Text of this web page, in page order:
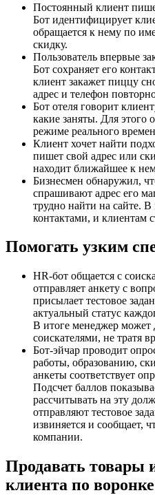
Постоянный клиент
Бот идентифицирует
обращается к нему по
скидку.
Пользователь впервые
Бот сохраняет его
клиент закажет пиццу
адрес и телефон
Бот отеля говорит
какие заняты. Для этого
режиме реального
Клиент хочет найти
пишет свой адрес или
находит ближайшее к
Бизнесмен обнаружил,
спрашивают адрес его
трудно найти на сайте.
контактами, и клиентам
Помогать узким
HR-бот общается с
отправляет анкету с
присылает тестовое
актуальный статус
В итоге менеджер может
соискателями, не тратя
Бот-эйчар проводит
работы, образованию,
анкеты соответствует
Подсчет баллов
рассчитывать на эту
отправляют тестовое
извиняется и сообщает,
компании.
Продавать товары
клиента по